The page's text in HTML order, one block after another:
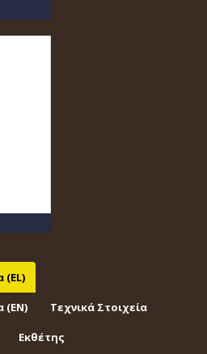
(EL)
(EΝ) Τεχνικά Στοιχεία
Εκθέτης